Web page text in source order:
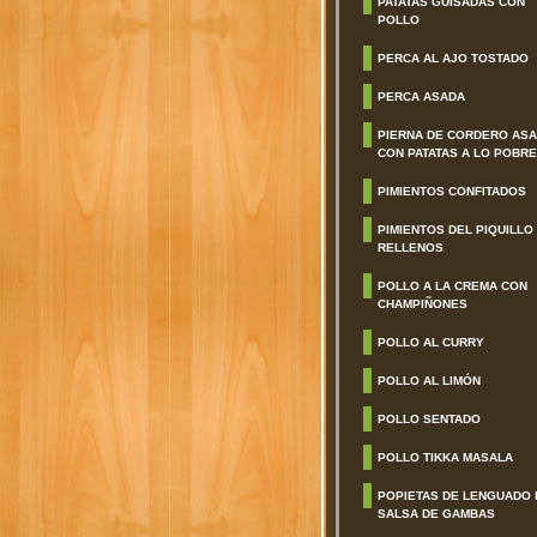
POLLO
PERCA AL AJO TOSTADO
PERCA ASADA
PIERNA DE CORDERO
CON PATATAS A LO POBRE
PIMIENTOS CONFITADOS
PIMIENTOS DEL PIQUILLO
RELLENOS
POLLO A LA CREMA CON
CHAMPIÑONES
POLLO AL CURRY
POLLO AL LIMÓN
POLLO SENTADO
POLLO TIKKA MASALA
POPIETAS DE LENGUADO
SALSA DE GAMBAS